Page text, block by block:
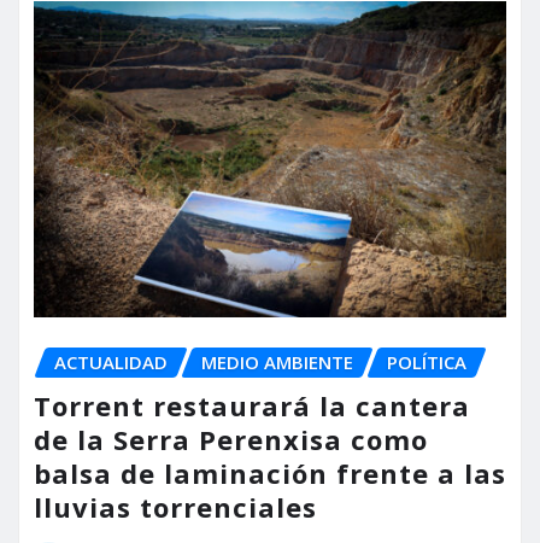
ACTUALIDAD MEDIO AMBIENTE POLÍTICA
Torrent restaurará la cantera
de la Serra Perenxisa como
balsa de laminación frente a las
lluvias torrenciales